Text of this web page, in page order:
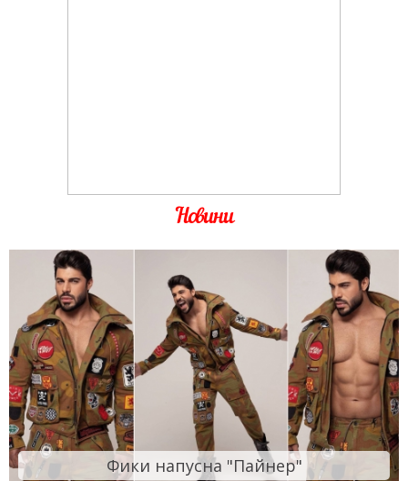
Новини
Фики напусна "Пайнер"